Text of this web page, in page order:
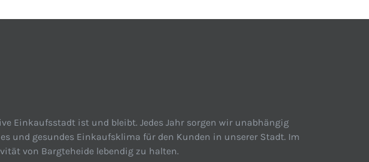
Einkaufsstadt ist und bleibt. Jedes Jahr sorgen wir unabhängig
und gesundes Einkaufsklima für den Kunden in unserer Stadt. Im
von Bargteheide lebendig zu halten.